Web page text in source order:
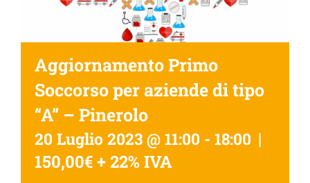
Aggiornamento Primo
Soccorso per aziende di tipo
“A” – Pinerolo
20 Luglio 2023 @ 11:00 - 18:00 |
150,00€ + 22% IVA